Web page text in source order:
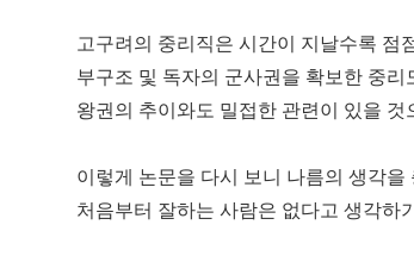
고구려의 중리직은 시간이 지날수록 점
부구조 및 독자의 군사권을 확보한 중
왕권의 추이와도 밀접한 관련이 있을 것
이렇게 논문을 다시 보니 나름의 생각
처음부터 잘하는 사람은 없다고 생각하